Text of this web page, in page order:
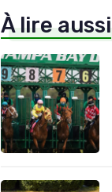
À lire aussi